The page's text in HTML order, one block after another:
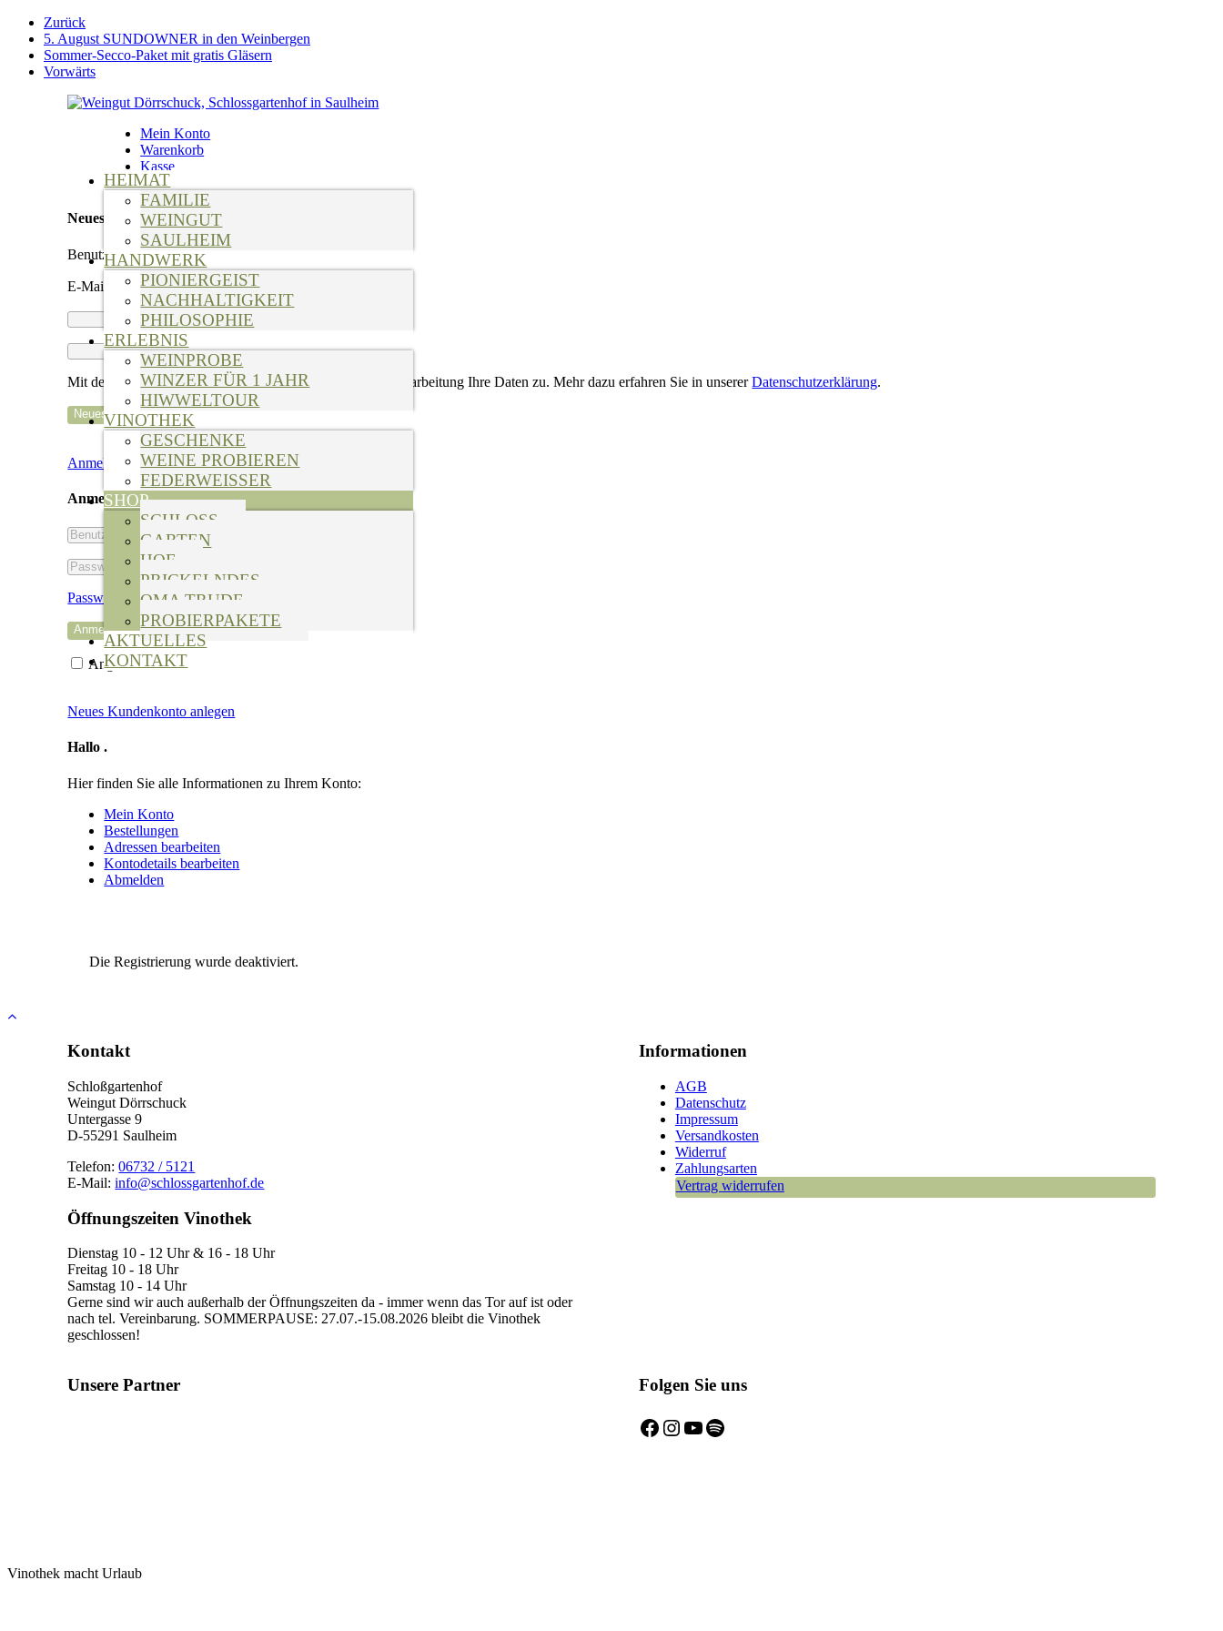
Weiter
zum
Inhalt
Zurück
5. August SUNDOWNER in den Weinbergen
Sommer-Secco-Paket mit gratis Gläsern
Vorwärts
HEIMAT
FAMILIE
WEINGUT
SAULHEIM
HANDWERK
PIONIERGEIST
NACHHALTIGKEIT
PHILOSOPHIE
ERLEBNIS
WEINPROBE
WINZER FÜR 1 JAHR
HIWWELTOUR
VINOTHEK
GESCHENKE
WEINE PROBIEREN
FEDERWEISSER
SHOP
SCHLOSS
GARTEN
HOF
PRICKELNDES
OMA TRUDE
PROBIERPAKETE
AKTUELLES
KONTAKT
Mein Konto
Warenkorb
Kasse
Suche
Neues Kundenkonto anlegen
Benutzername*
E-Mail-Adresse*
Mit der Registrierung stimmen Sie der Speicherung und Verarbeitung Ihre Daten zu. Mehr dazu erfahren Sie in unsererDatenschutzerklärung.
Anmelden
Anmelden
Benutzername
E-
Adresse
Passwort
Passwort vergessen?
Angemeldet bleiben
Neues Kundenkonto anlegen
Hallo.
Hier finden Sie alle Informationen zu Ihrem Konto:
Mein Konto
Bestellungen
Adressen bearbeiten
Kontodetails bearbeiten
Abmelden
Die Registrierung wurde deaktiviert.
Nach
Kontakt
Schloßgartenhof
Weingut Dörrschuck
Untergasse 9
D-55291 Saulheim
Telefon:06732 / 5121
E-Mail:info@schlossgartenhof.de
Öffnungszeiten Vinothek
Dienstag 10 - 12 Uhr & 16 - 18 Uhr
Freitag 10 - 18 Uhr
Samstag 10 - 14 Uhr
Gerne sind wir auch außerhalb der Öffnungszeiten da - immer wenn das Tor auf ist oder
nach tel. Vereinbarung. SOMMERPAUSE: 27.07.-15.08.2026 bleibt die Vinothek
geschlossen!
Informationen
AGB
Datenschutz
Impressum
Versandkosten
Widerruf
Zahlungsarten
Vertrag widerrufen
Unsere Partner Folgen Sie uns
Facebook
Instagram
YouTube
Spotify
Vinothek macht Urlaub